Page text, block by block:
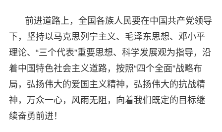
前进道路上，全国各族人民要在中国共产党领导
下，坚持以马克思列宁主义、毛泽东思想、邓小平
理论、“三个代表”重要思想、科学发展观为指导，沿
着中国特色社会主义道路，按照“四个全面”战略布
局，弘扬伟大的爱国主义精神，弘扬伟大的抗战精
神，万众一心，风雨无阻，向着我们既定的目标继
续奋勇前进！